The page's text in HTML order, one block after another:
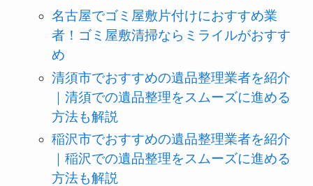
名古屋でゴミ屋敷片付けにおすすめ業
者！ゴミ屋敷清掃ならミライルがおすす
め
清須市でおすすめの遺品整理業者を紹介
｜清須での遺品整理をスムーズに進める
方法も解説
稲沢市でおすすめの遺品整理業者を紹介
｜稲沢での遺品整理をスムーズに進める
方法も解説